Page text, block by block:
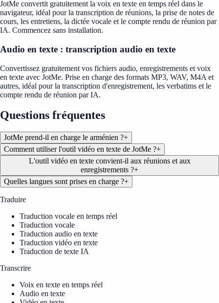
JotMe convertit gratuitement la voix en texte en temps réel dans le
navigateur, idéal pour la transcription de réunions, la prise de notes de
cours, les entretiens, la dictée vocale et le compte rendu de réunion par
IA. Commencez sans installation.
Audio en texte : transcription audio en texte
Convertissez gratuitement vos fichiers audio, enregistrements et voix
en texte avec JotMe. Prise en charge des formats MP3, WAV, M4A et
autres, idéal pour la transcription d'enregistrement, les verbatims et le
compte rendu de réunion par IA.
Questions fréquentes
JotMe prend-il en charge le arménien ?+
Comment utiliser l'outil vidéo en texte de JotMe ?+
L'outil vidéo en texte convient-il aux réunions et aux
enregistrements ?+
Quelles langues sont prises en charge ?+
Traduire
Traduction vocale en temps réel
Traduction vocale
Traduction audio en texte
Traduction vidéo en texte
Traduction de texte IA
Transcrire
Voix en texte en temps réel
Audio en texte